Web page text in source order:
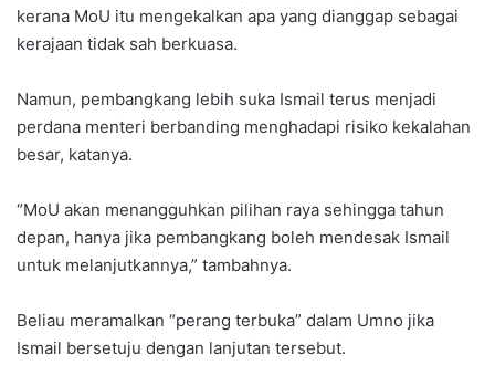
kerana MoU itu mengekalkan apa yang dianggap sebagai
kerajaan tidak sah berkuasa.
Namun, pembangkang lebih suka Ismail terus menjadi
perdana menteri berbanding menghadapi risiko kekalahan
besar, katanya.
“MoU akan menangguhkan pilihan raya sehingga tahun
depan, hanya jika pembangkang boleh mendesak Ismail
untuk melanjutkannya,” tambahnya.
Beliau meramalkan “perang terbuka” dalam Umno jika
Ismail bersetuju dengan lanjutan tersebut.